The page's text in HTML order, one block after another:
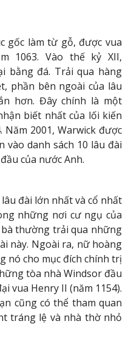
gốc làm từ gỗ, được vua
1063. Vào thế kỷ XII,
bằng đá. Trải qua hàng
phần bên ngoài của lâu
hơn. Đây chính là một
biết nhất của lối kiến
2001, Warwick được
vào danh sách 10 lâu đài
của nước Anh.
đài lớn nhất và cổ nhất
những nơi cư ngụ của
thường trải qua những
này. Ngoài ra, nữ hoàng
nó cho mục đích chính trị
tòa nhà Windsor đầu
vua Henry II (năm 1154).
cũng có thể tham quan
tráng lệ và nhà thờ nhỏ